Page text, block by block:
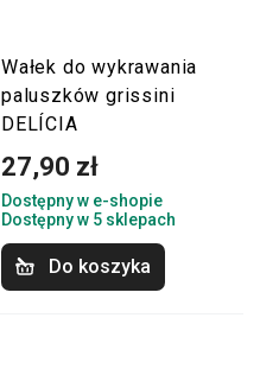
Wałek do wykrawania
paluszków grissini
DELÍCIA
27,90 zł
Dostępny w e-shopie
Dostępny w 5 sklepach
Do koszyka